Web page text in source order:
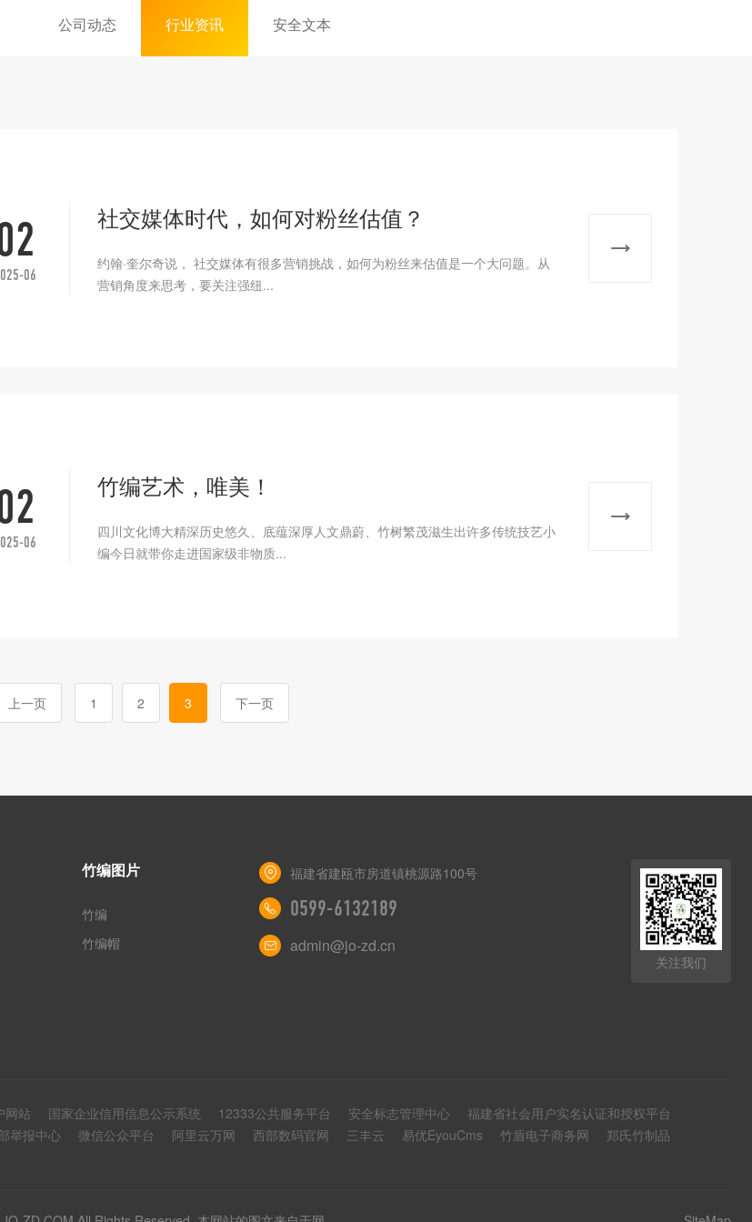
公司动态 行业资讯 安全文本
06
社交媒体时代，如何对粉丝估值？
约翰·奎尔奇说， 社交媒体有很多营销挑战，如何为粉丝来估值是一个大问题。从
营销角度来思考，要关注强纽...
06
竹编艺术，唯美！
四川文化博大精深历史悠久、底蕴深厚人文鼎蔚、竹树繁茂滋生出许多传统技艺小
编今日就带你走进国家级非物质...
上一页 1 2 3 下一页
竹编图片
竹编
竹编帽
福建省建瓯市房道镇桃源路100号
0599-6132189
admin@jo-zd.cn
关注我们
网站 国家企业信用信息公示系统 12333公共服务平台 安全标志管理中心
福建省社会用户实名认证和授权平台
举报中心 微信公众平台 阿里云万网 西部数码官网 三丰云 易优EyouCms 竹盾电子商务网
郑氏竹制品